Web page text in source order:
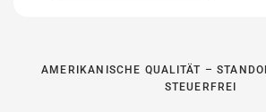
AMERIKANISCHE QUALITÄT –
STEUERFREI